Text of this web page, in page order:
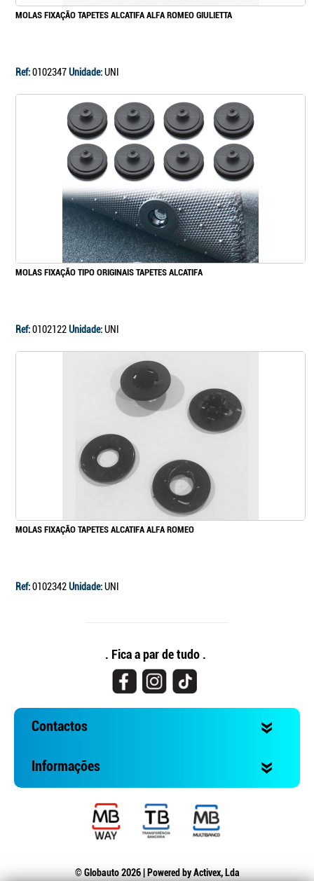
MOLAS FIXAÇÃO TAPETES ALCATIFA ALFA ROMEO GIULIETTA
Ref:0102347Unidade:UNI
MOLAS FIXAÇÃO TIPO ORIGINAIS TAPETES ALCATIFA
Ref:0102122Unidade:UNI
MOLAS FIXAÇÃO TAPETES ALCATIFA ALFA ROMEO
Ref:0102342Unidade:UNI
. Fica a par de tudo .
Contactos
Informações
© Globauto 2026 | Powered byActivex, Lda